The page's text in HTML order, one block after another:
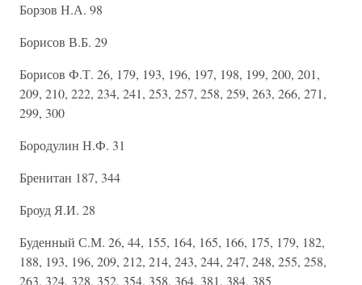
Борзов Н.А. 98
Борисов В.Б. 29
Борисов Ф.Т. 26, 179, 193, 196, 197, 198, 199, 200, 201,
209, 210, 222, 234, 241, 253, 257, 258, 259, 263, 266, 271,
299, 300
Бородулин Н.Ф. 31
Бренитан 187, 344
Броуд Я.И. 28
Буденный С.М. 26, 44, 155, 164, 165, 166, 175, 179, 182,
188, 193, 196, 209, 212, 214, 243, 244, 247, 248, 255, 258,
263, 324, 328, 352, 354, 358, 364, 381, 384, 385